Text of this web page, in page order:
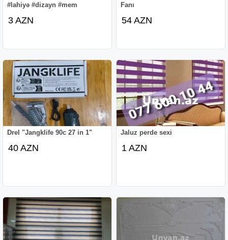
#lahiyə #dizayn #mem
3 AZN
Fanı
54 AZN
Drel "Jangklife 90c 27 in 1"
40 AZN
Jaluz perde sexi
1 AZN